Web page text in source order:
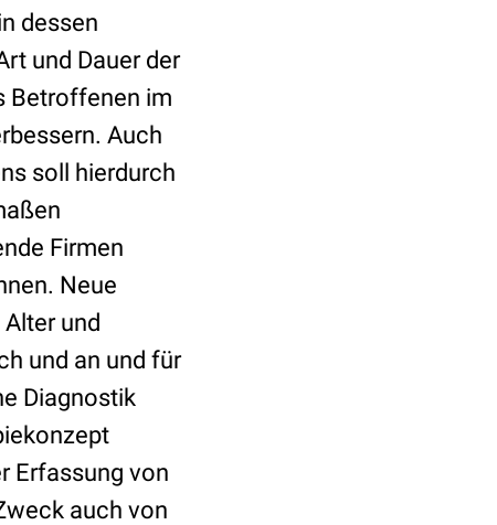
dessen
und Dauer der
Betroffenen im
Auch
soll hierdurch
Firmen
Neue
und
und an und für
Diagnostik
Erfassung von
auch von